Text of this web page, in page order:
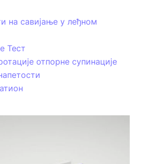
на савијање у леђном
Тест
отпорне супинације